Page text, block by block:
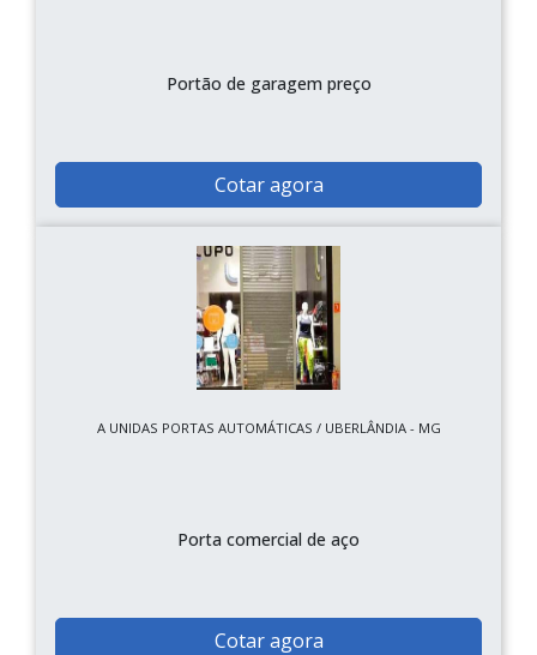
Portão de garagem preço
Cotar agora
A UNIDAS PORTAS AUTOMÁTICAS / UBERLÂNDIA - MG
Porta comercial de aço
Cotar agora